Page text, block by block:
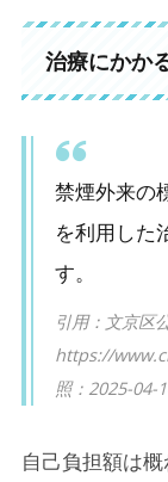
治療にかか
禁煙外来の
を利用した
す。
引用：文京
https://
照：2025-04-
自己負担額は